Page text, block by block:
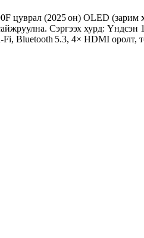
(2025 он) OLED (зарим
Сэргээх хурд: Үндсэн
Bluetooth 5.3, 4× HDMI